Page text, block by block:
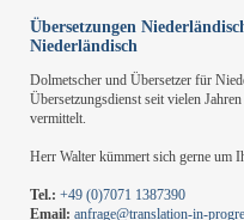
Übersetzungen
Niederländisch
Dolmetscher und Übersetzer für
Übersetzungsdienst seit vielen
vermittelt.
Herr Walter kümmert sich gerne um
Tel.: +49 (0)7071 1387390
Email: anfrage@translation-in-